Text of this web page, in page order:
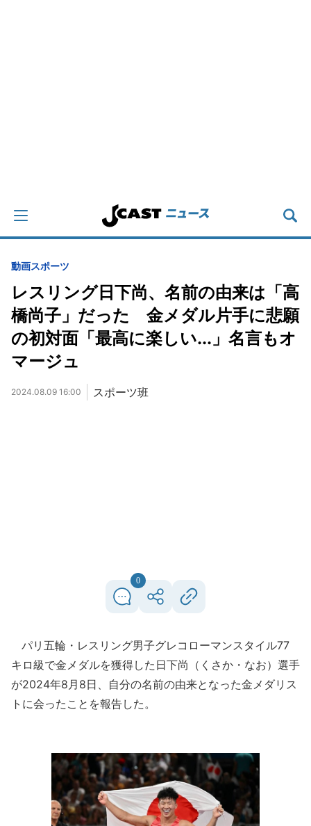
動画スポーツ
レスリング日下尚、名前の由来は「高
橋尚子」だった 金メダル片手に悲願
の初対面「最高に楽しい...」名言もオ
マージュ
2024.08.09 16:00 スポーツ班
0
パリ五輪・レスリング男子グレコローマンスタイル77
キロ級で金メダルを獲得した日下尚（くさか・なお）選手
が2024年8月8日、自分の名前の由来となった金メダリス
トに会ったことを報告した。